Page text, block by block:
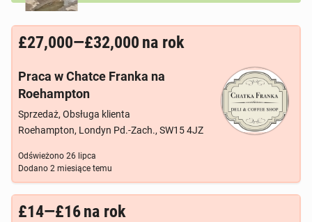
£27,000—£32,000 na rok
Praca w Chatce Franka na
Roehampton
Sprzedaż, Obsługa klienta
Roehampton, Londyn Pd.-Zach., SW15 4JZ
Odświeżono 26 lipca
Dodano 2 miesiące temu
£14—£16na rok